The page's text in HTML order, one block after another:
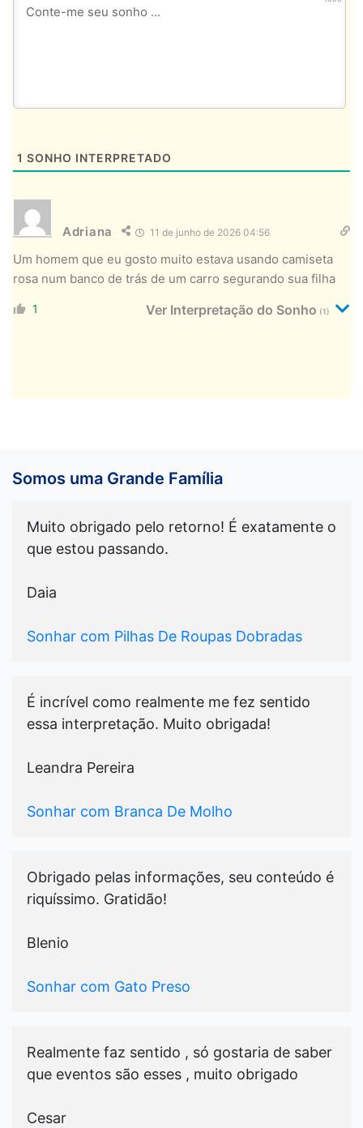
1 SONHO INTERPRETADO
Adriana 11 de junho de 2026 04:56
Um homem que eu gosto muito estava usando camiseta
rosa num banco de trás de um carro segurando sua filha
1 Ver Interpretação do Sonho (1)
Somos uma Grande Família
Muito obrigado pelo retorno! É exatamente o
que estou passando.
Daia
Sonhar com Pilhas De Roupas Dobradas
É incrível como realmente me fez sentido
essa interpretação. Muito obrigada!
Leandra Pereira
Sonhar com Branca De Molho
Obrigado pelas informações, seu conteúdo é
riquíssimo. Gratidão!
Blenio
Sonhar com Gato Preso
Realmente faz sentido , só gostaria de saber
que eventos são esses , muito obrigado
Cesar